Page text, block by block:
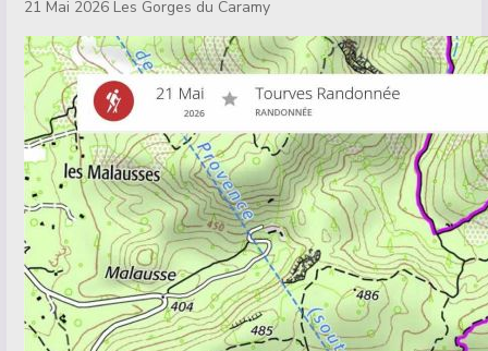
21 Mai 2026 Les Gorges du Caramy